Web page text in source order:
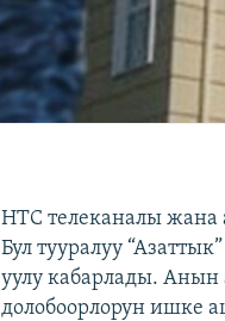
НТС телеканалы
Бул тууралуу
уулу кабарлады.
долобоорлорун ишке